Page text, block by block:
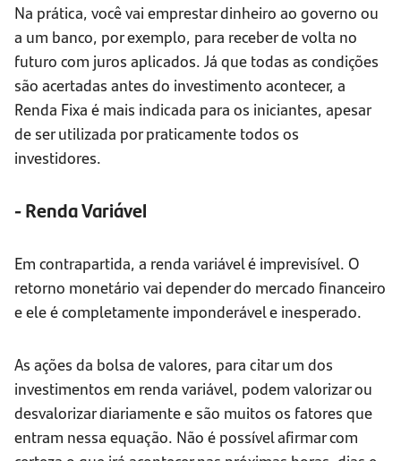
Na prática, você vai emprestar dinheiro ao governo ou
a um banco, por exemplo, para receber de volta no
futuro com juros aplicados. Já que todas as condições
são acertadas antes do investimento acontecer, a
Renda Fixa é mais indicada para os iniciantes, apesar
de ser utilizada por praticamente todos os
investidores.
- Renda Variável
Em contrapartida, a renda variável é imprevisível. O
retorno monetário vai depender do mercado financeiro
e ele é completamente imponderável e inesperado.
As ações da bolsa de valores, para citar um dos
investimentos em renda variável, podem valorizar ou
desvalorizar diariamente e são muitos os fatores que
entram nessa equação. Não é possível afirmar com